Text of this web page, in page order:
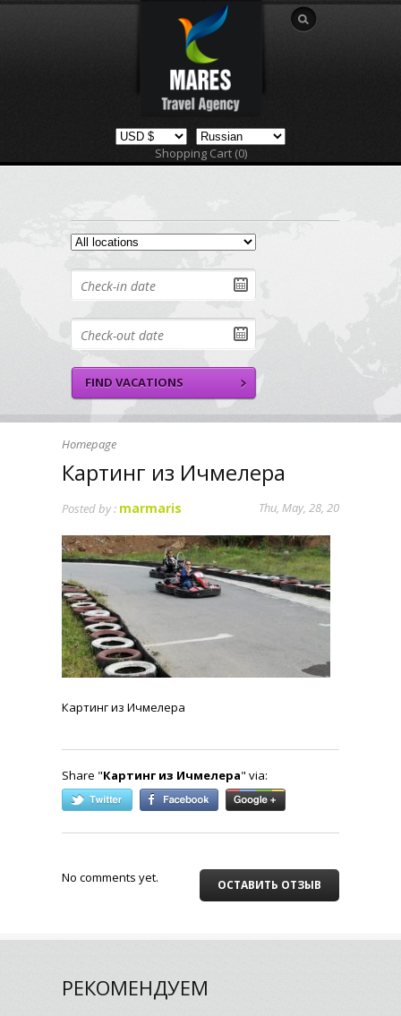
Shopping Cart (0)
Homepage
Картинг из Ичмелера
Thu, May, 28, 20
Posted by : marmaris
Картинг из Ичмелера
Share "Картинг из Ичмелера" via:
ОСТАВИТЬ ОТЗЫВ
No comments yet.
РЕКОМЕНДУЕМ